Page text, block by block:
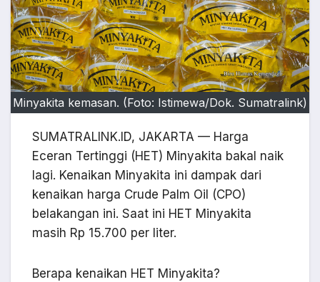
Minyakita kemasan. (Foto: Istimewa/Dok. Sumatralink)
SUMATRALINK.ID, JAKARTA — Harga
Eceran Tertinggi (HET) Minyakita bakal naik
lagi. Kenaikan Minyakita ini dampak dari
kenaikan harga Crude Palm Oil (CPO)
belakangan ini. Saat ini HET Minyakita
masih Rp 15.700 per liter.
Berapa kenaikan HET Minyakita?